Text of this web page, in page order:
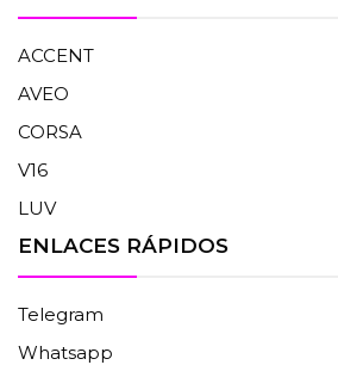
ACCENT
AVEO
CORSA
V16
LUV
ENLACES RÁPIDOS
Telegram
Whatsapp